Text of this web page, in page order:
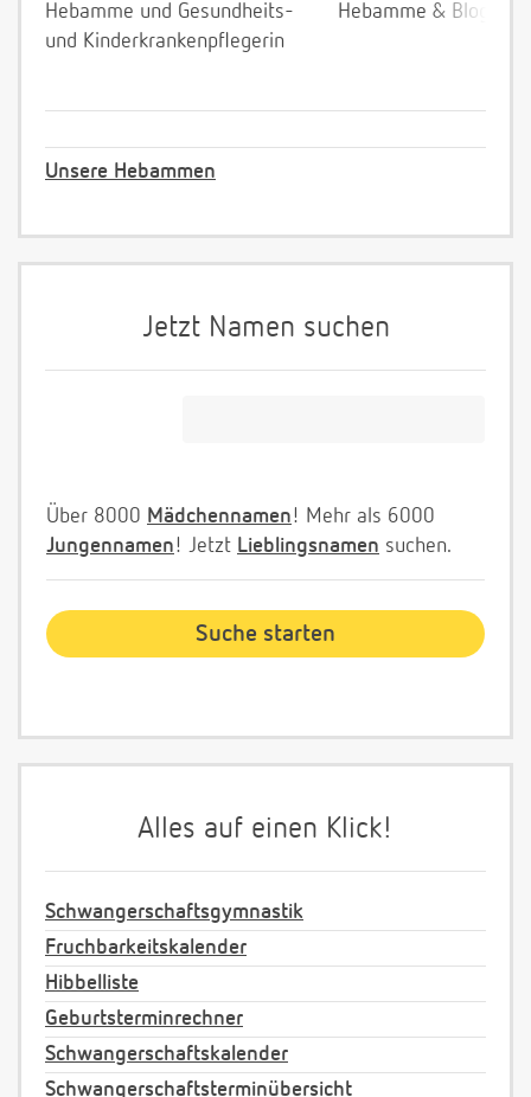
Hebamme und Gesundheits-
und Kinderkrankenpflegerin
Hebamme &
Unsere Hebammen
Jetzt Namen suchen
Über 8000 Mädchennamen! Mehr als 6000
Jungennamen! Jetzt Lieblingsnamen suchen.
Alles auf einen Klick!
Schwangerschaftsgymnastik
Fruchbarkeitskalender
Hibbelliste
Geburtsterminrechner
Schwangerschaftskalender
Schwangerschaftsterminübersicht